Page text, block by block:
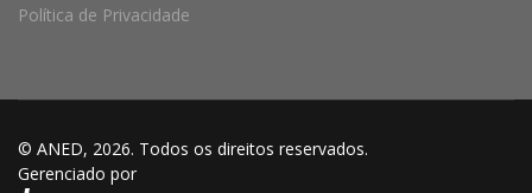
Política de Privacidade
© ANED, 2026. Todos os direitos reservados.
Gerenciado por